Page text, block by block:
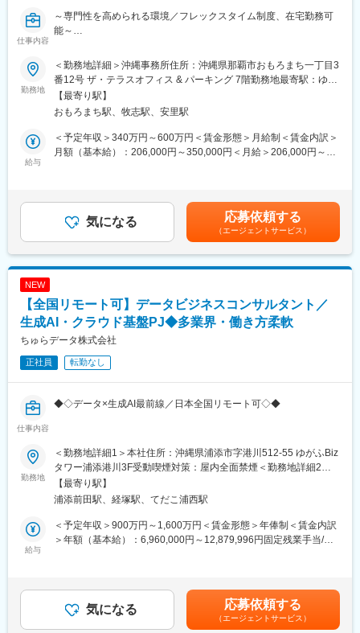
仕事内容
～専門性を高められる環境／フレックスタイム制度、在宅勤務可
能～
■業務内容：
以下業務に従事いただきます。
・沖縄に活動の拠点を置く法人・個人事業者への法人税、所得
税、地方税、消費税に関する専門的な税務アドバイザリー業務
・公益法人に特化した会計・税務アドバイザリー業務
・個人の贈与・相続等、資産税に関する専門的な税務アドバイザ
リー業務
者）に係る税務申告書の作成・申告
・法人・個人クライアントに対する税務顧問・税務相談、その他
の税務アドバイス
・公益法人等クライアントに対する会計顧問、特殊会計基準に関
する会計アドバイス
務申告書の作成・申告
■研修体制：
もOJTでの育成や、チーム内での勉強会なども実施しています。
その他、海外研修にも毎年約100名（全体の10-15%）が参加して
いるなど、人を育てる文化が根付いています。
リモートやフレックス制等、業務の状況に応じてご自身でプライ
ベートに合わせた柔軟な働き方ができる環境です。
勤務地
＜勤務地詳細＞沖縄事務所住所：沖縄県那覇市おもろまち一丁目3
番12号 ザ・テラスオフィス & パーキング 7階勤務地最寄駅：ゆい
レール線／おもろまち駅受動喫煙対策：屋内全面禁煙
【最寄り駅】
おもろまち駅、牧志駅、安里駅
給与
＜予定年収＞340万円～600万円＜賃金形態＞月給制＜賃金内訳＞
月額（基本給）：206,000円～350,000円＜月給＞206,000円～
ります■賞与：年2回■昇給：年1回賃金はあくまでも目安の金額で
あり、選考を通じて上下する可能性があります。月給(月額)は固定
手当を含めた表記です。
気になる 応募依頼する
（エージェントサービス）
NEW
【全国リモート可】データビジネスコンサルタント／
生成AI・クラウド基盤PJ◆多業界・働き方柔軟
ちゅらデータ株式会社
正社員 転勤なし
仕事内容
◆◇データ×生成AI最前線／日本全国リモート可◇◆
生成AIやクラウドデータ基盤を活用したDX案件の増加に伴い、戦
略立案から実行・自走化支援まで担えるデータビジネスコンサル
タントを増員募集します。特に、大手企業のデータドリブン経営
をリードできる経験者をお迎えし、体制強化とサービス品質向上
を図ります。
■業務内容：
【主な業務】
・データ活用を軸にした新規デジタル戦略、データドリブン経営
勤務地
＜勤務地詳細1＞本社住所：沖縄県浦添市字港川512-55 ゆがふBiz
タワー浦添港川3F受動喫煙対策：屋内全面禁煙＜勤務地詳細2＞
原則リモートワーク住所：東京都 受動喫煙対策：屋内全面禁煙変
更の範囲：会社の定める事業所（リモートワーク含む）
【最寄り駅】
浦添前田駅、経塚駅、てだこ浦西駅
給与
＜予定年収＞900万円～1,600万円＜賃金形態＞年俸制＜賃金内訳
＞年額（基本給）：6,960,000円～12,879,996円固定残業手当/
業手当＞有賃金はあくまでも目安の金額であり、選考を通じて上
下する可能性があります。月給(月額)は固定手当を含めた表記で
す。
気になる 応募依頼する
（エージェントサービス）